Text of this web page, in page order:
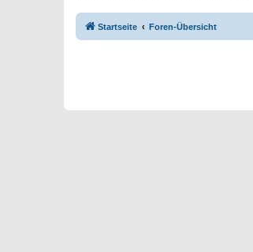
Startseite Foren-Übersicht